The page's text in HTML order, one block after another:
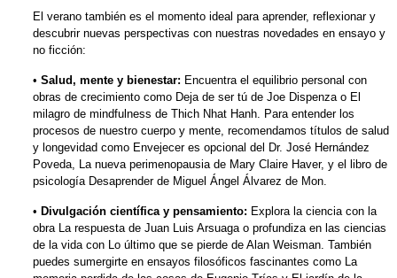
El verano también es el momento ideal para aprender, reflexionar y
descubrir nuevas perspectivas con nuestras novedades en ensayo y
no ficción:
• Salud, mente y bienestar: Encuentra el equilibrio personal con
obras de crecimiento como Deja de ser tú de Joe Dispenza o El
milagro de mindfulness de Thich Nhat Hanh. Para entender los
procesos de nuestro cuerpo y mente, recomendamos títulos de salud
y longevidad como Envejecer es opcional del Dr. José Hernández
Poveda, La nueva perimenopausia de Mary Claire Haver, y el libro de
psicología Desaprender de Miguel Ángel Álvarez de Mon.
• Divulgación científica y pensamiento: Explora la ciencia con la
obra La respuesta de Juan Luis Arsuaga o profundiza en las ciencias
de la vida con Lo último que se pierde de Alan Weisman. También
puedes sumergirte en ensayos filosóficos fascinantes como La